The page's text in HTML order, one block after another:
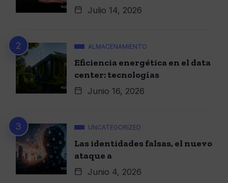
Julio 14, 2026
ALMACENAMIENTO
Eficiencia energética en el data
center: tecnologías
Junio 16, 2026
UNCATEGORIZED
Las identidades falsas, el nuevo
ataque a
Junio 4, 2026